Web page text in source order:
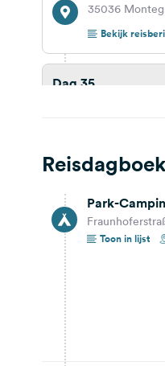
35036
Bekijk
Dag 35
Porto
Dag 34
Reisdagboek
Park-
Toon in lijst